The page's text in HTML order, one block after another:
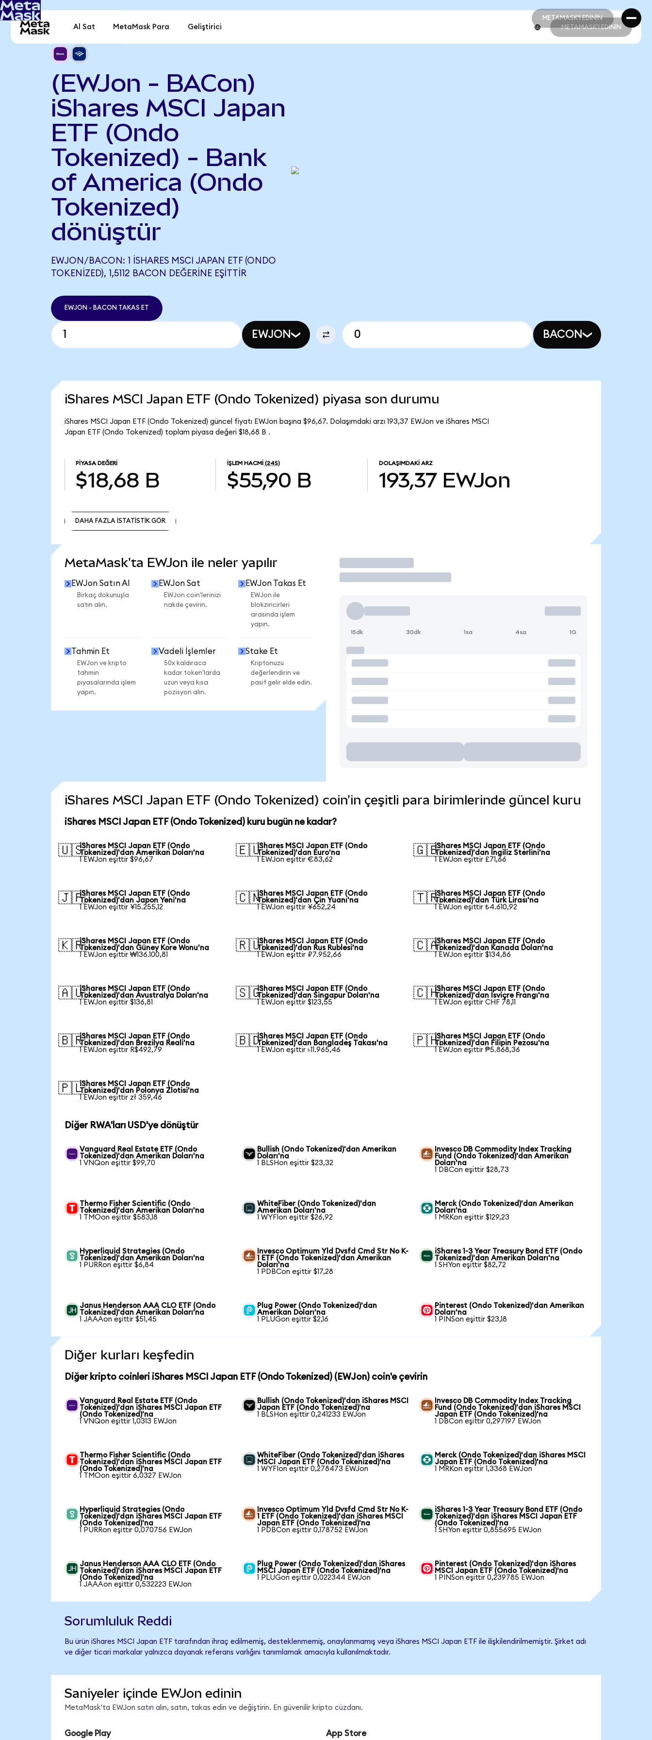
METAMASK'I EDİNİN
METAMASK'I EDİNİN
Al Sat MetaMask Para Geliştirici METAMASK'I EDİNİN
(EWJon - BACon)
iShares MSCI Japan
ETF (Ondo
Tokenized) - Bank
of America (Ondo
Tokenized)
dönüştür
EWJON/BACON: 1 ISHARES MSCI JAPAN ETF (ONDO
TOKENIZED), 1,5112 BACON DEĞERINE EŞITTIR
EWJON - BACON TAKAS ET
EWJON BACON
iShares MSCI Japan ETF (Ondo Tokenized) piyasa son durumu
iShares MSCI Japan ETF (Ondo Tokenized) güncel fiyatı EWJon başına $96,67. Dolaşımdaki arzı 193,37 EWJon ve iShares MSCI
Japan ETF (Ondo Tokenized) toplam piyasa değeri $18,68 B .
PIYASA DEĞERI
$18,68 B
İŞLEM HACMI (24S)
$55,90 B
DOLAŞIMDAKI ARZ
193,37 EWJon
DAHA FAZLA İSTATİSTİK GÖR
MetaMask'ta EWJon ile neler yapılır
EWJon Satın Al
Birkaç dokunuşla
satın alın.
EWJon Sat
EWJon coin'lerinizi
nakde çevirin.
EWJon Takas Et
EWJon ile
blokzincirleri
arasında işlem
yapın.
Tahmin Et
EWJon ve kripto
tahmin
piyasalarında işlem
yapın.
Vadeli İşlemler
50x kaldıraca
kadar token'larda
uzun veya kısa
pozisyon alın.
Stake Et
Kriptonuzu
değerlendirin ve
pasif gelir elde edin.
İşlem Yap
15dk 30dk 1sa 4sa 1G
iShares MSCI Japan ETF (Ondo Tokenized) coin'in çeşitli para birimlerinde güncel kuru
iShares MSCI Japan ETF (Ondo Tokenized) kuru bugün ne kadar?
🇺🇸iShares MSCI Japan ETF (Ondo
Tokenized)'dan Amerikan Doları'na
1 EWJon eşittir $96,67
🇪🇺iShares MSCI Japan ETF (Ondo
Tokenized)'dan Euro'na
1 EWJon eşittir €83,62
🇬🇧iShares MSCI Japan ETF (Ondo
Tokenized)'dan İngiliz Sterlini'na
1 EWJon eşittir £71,66
🇯🇵iShares MSCI Japan ETF (Ondo
Tokenized)'dan Japon Yeni'na
1 EWJon eşittir ¥15.255,12
🇨🇳iShares MSCI Japan ETF (Ondo
Tokenized)'dan Çin Yuanı'na
1 EWJon eşittir ¥652,24
🇹🇷iShares MSCI Japan ETF (Ondo
Tokenized)'dan Türk Lirası'na
1 EWJon eşittir ₺4.610,92
🇰🇷iShares MSCI Japan ETF (Ondo
Tokenized)'dan Güney Kore Wonu'na
1 EWJon eşittir ₩136.100,81
🇷🇺iShares MSCI Japan ETF (Ondo
Tokenized)'dan Rus Rublesi'na
1 EWJon eşittir ₽7.952,66
🇨🇦iShares MSCI Japan ETF (Ondo
Tokenized)'dan Kanada Doları'na
1 EWJon eşittir $134,86
🇦🇺iShares MSCI Japan ETF (Ondo
Tokenized)'dan Avustralya Doları'na
1 EWJon eşittir $136,81
🇸🇬iShares MSCI Japan ETF (Ondo
Tokenized)'dan Singapur Doları'na
1 EWJon eşittir $123,55
🇨🇭iShares MSCI Japan ETF (Ondo
Tokenized)'dan İsviçre Frangı'na
1 EWJon eşittir CHF 78,11
🇧🇷iShares MSCI Japan ETF (Ondo
Tokenized)'dan Brezilya Reali'na
1 EWJon eşittir R$492,79
🇧🇩iShares MSCI Japan ETF (Ondo
Tokenized)'dan Bangladeş Takası'na
1 EWJon eşittir ৳11.965,46
🇵🇭iShares MSCI Japan ETF (Ondo
Tokenized)'dan Filipin Pezosu'na
1 EWJon eşittir ₱5.868,36
🇵🇱iShares MSCI Japan ETF (Ondo
Tokenized)'dan Polonya Zlotisi'na
1 EWJon eşittir zł 359,46
Diğer RWA'ları USD'ye dönüştür
Vanguard Real Estate ETF (Ondo
Tokenized)'dan Amerikan Doları'na
1 VNQon eşittir $99,70
Bullish (Ondo Tokenized)'dan Amerikan
Doları'na
1 BLSHon eşittir $23,32
Invesco DB Commodity Index Tracking
Fund (Ondo Tokenized)'dan Amerikan
Doları'na
1 DBCon eşittir $28,73
Thermo Fisher Scientific (Ondo
Tokenized)'dan Amerikan Doları'na
1 TMOon eşittir $583,18
WhiteFiber (Ondo Tokenized)'dan
Amerikan Doları'na
1 WYFIon eşittir $26,92
Merck (Ondo Tokenized)'dan Amerikan
Doları'na
1 MRKon eşittir $129,23
Hyperliquid Strategies (Ondo
Tokenized)'dan Amerikan Doları'na
1 PURRon eşittir $6,84
Invesco Optimum Yld Dvsfd Cmd Str No K-
1 ETF (Ondo Tokenized)'dan Amerikan
Doları'na
1 PDBCon eşittir $17,28
iShares 1-3 Year Treasury Bond ETF (Ondo
Tokenized)'dan Amerikan Doları'na
1 SHYon eşittir $82,72
Janus Henderson AAA CLO ETF (Ondo
Tokenized)'dan Amerikan Doları'na
1 JAAAon eşittir $51,45
Plug Power (Ondo Tokenized)'dan
Amerikan Doları'na
1 PLUGon eşittir $2,16
Pinterest (Ondo Tokenized)'dan Amerikan
Doları'na
1 PINSon eşittir $23,18
Diğer kurları keşfedin
Diğer kripto coinleri iShares MSCI Japan ETF (Ondo Tokenized) (EWJon) coin'e çevirin
Vanguard Real Estate ETF (Ondo
Tokenized)'dan iShares MSCI Japan ETF
(Ondo Tokenized)'na
1 VNQon eşittir 1,0313 EWJon
Bullish (Ondo Tokenized)'dan iShares MSCI
Japan ETF (Ondo Tokenized)'na
1 BLSHon eşittir 0,241233 EWJon
Invesco DB Commodity Index Tracking
Fund (Ondo Tokenized)'dan iShares MSCI
Japan ETF (Ondo Tokenized)'na
1 DBCon eşittir 0,297197 EWJon
Thermo Fisher Scientific (Ondo
Tokenized)'dan iShares MSCI Japan ETF
(Ondo Tokenized)'na
1 TMOon eşittir 6,0327 EWJon
WhiteFiber (Ondo Tokenized)'dan iShares
MSCI Japan ETF (Ondo Tokenized)'na
1 WYFIon eşittir 0,278473 EWJon
Merck (Ondo Tokenized)'dan iShares MSCI
Japan ETF (Ondo Tokenized)'na
1 MRKon eşittir 1,3368 EWJon
Hyperliquid Strategies (Ondo
Tokenized)'dan iShares MSCI Japan ETF
(Ondo Tokenized)'na
1 PURRon eşittir 0,070756 EWJon
Invesco Optimum Yld Dvsfd Cmd Str No K-
1 ETF (Ondo Tokenized)'dan iShares MSCI
Japan ETF (Ondo Tokenized)'na
1 PDBCon eşittir 0,178752 EWJon
iShares 1-3 Year Treasury Bond ETF (Ondo
Tokenized)'dan iShares MSCI Japan ETF
(Ondo Tokenized)'na
1 SHYon eşittir 0,855695 EWJon
Janus Henderson AAA CLO ETF (Ondo
Tokenized)'dan iShares MSCI Japan ETF
(Ondo Tokenized)'na
1 JAAAon eşittir 0,532223 EWJon
Plug Power (Ondo Tokenized)'dan iShares
MSCI Japan ETF (Ondo Tokenized)'na
1 PLUGon eşittir 0,022344 EWJon
Pinterest (Ondo Tokenized)'dan iShares
MSCI Japan ETF (Ondo Tokenized)'na
1 PINSon eşittir 0,239785 EWJon
Sorumluluk Reddi
Bu ürün iShares MSCI Japan ETF tarafından ihraç edilmemiş, desteklenmemiş, onaylanmamış veya iShares MSCI Japan ETF ile ilişkilendirilmemiştir. Şirket adı
ve diğer ticari markalar yalnızca dayanak referans varlığını tanımlamak amacıyla kullanılmaktadır.
Saniyeler içinde EWJon edinin
MetaMask'ta EWJon satın alın, satın, takas edin ve değiştirin. En güvenilir kripto cüzdanı.
Google Play App Store